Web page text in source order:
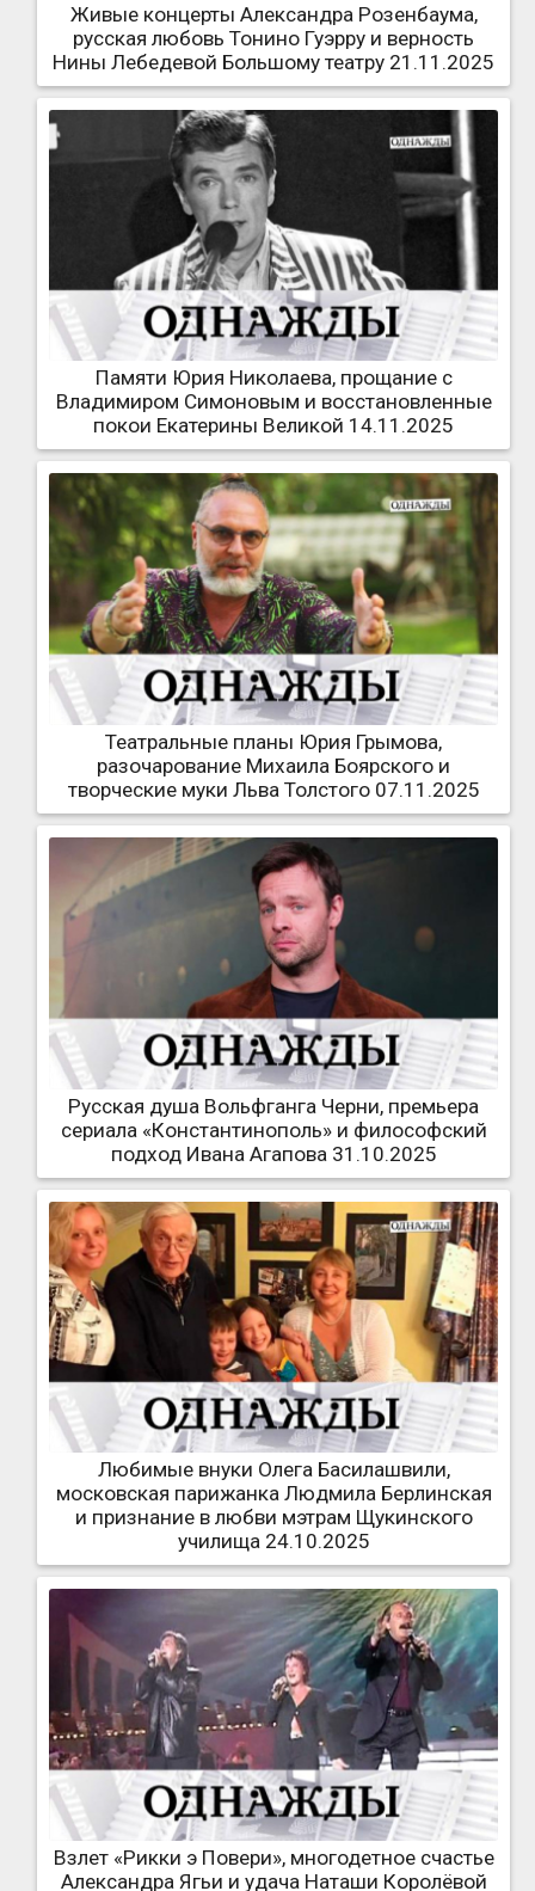
Живые концерты Александра Розенбаума,
русская любовь Тонино Гуэрру и верность
Нины Лебедевой Большому театру 21.11.2025
Памяти Юрия Николаева, прощание с
Владимиром Симоновым и восстановленные
покои Екатерины Великой 14.11.2025
Театральные планы Юрия Грымова,
разочарование Михаила Боярского и
творческие муки Льва Толстого 07.11.2025
Русская душа Вольфганга Черни, премьера
сериала «Константинополь» и философский
подход Ивана Агапова 31.10.2025
Любимые внуки Олега Басилашвили,
московская парижанка Людмила Берлинская
и признание в любви мэтрам Щукинского
училища 24.10.2025
Взлет «Рикки э Повери», многодетное счастье
Александра Ягьи и удача Наташи Королёвой